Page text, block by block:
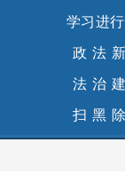
学习进
政法
法治
扫黑